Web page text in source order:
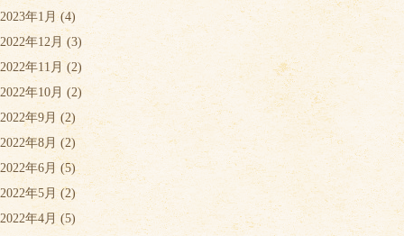
2023年1月(4)
2022年12月 (3)
2022年11月 (2)
2022年10月 (2)
2022年9月 (2)
2022年8月 (2)
2022年6月 (5)
2022年5月(2)
2022年4月 (5)